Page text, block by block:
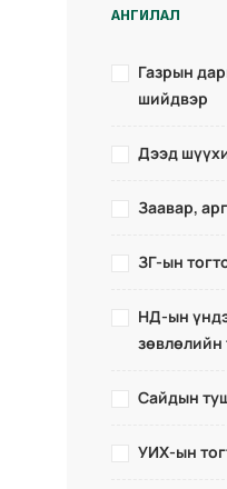
АНГИЛАЛ
Газрын
шийдвэр
Дээд
Заавар,
ЗГ-ын
НД-ын
зөвлөлийн
Сайдын
УИХ-ын